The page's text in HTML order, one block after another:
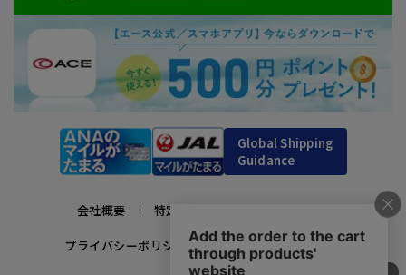
Global Shipping
Guidance
会社概要 特定商取引法に基づく表示
プライバシーポリシー 利用規約 採用情報